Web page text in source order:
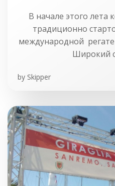
В начале этого
традиционно
международной регате
Широкий
by Skipper